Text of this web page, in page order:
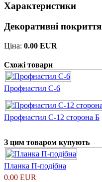
Характеристики
Декоративні покриття
Ціна: 0.00 EUR
Схожі товари
Профнастил С-6
Профнастил С-12 сторона Б
З цим товаром купують
Планка П-подібна
0.00 EUR